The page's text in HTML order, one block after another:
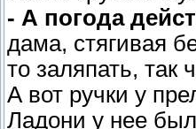
- А погода
дама, стягивая
то заляпать, так
А вот ручки у
Ладони у нее